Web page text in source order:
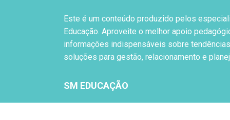
Este é um conteúdo produzido pelos
Educação. Aproveite o melhor apoio
informações indispensáveis sobre
soluções para gestão, relacionamento e
SM EDUCAÇÃO